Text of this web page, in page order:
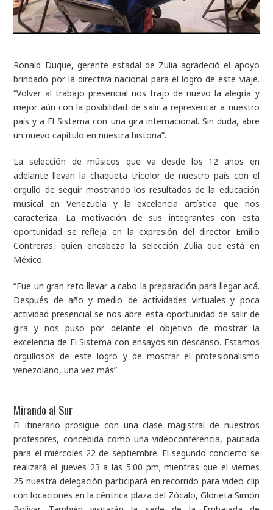
Ronald Duque, gerente estadal de Zulia agradeció el apoyo
brindado por la directiva nacional para el logro de este viaje.
“Volver al trabajo presencial nos trajo de nuevo la alegría y
mejor aún con la posibilidad de salir a representar a nuestro
país y a El Sistema con una gira internacional. Sin duda, abre
un nuevo capítulo en nuestra historia”.
La selección de músicos que va desde los 12 años en
adelante llevan la chaqueta tricolor de nuestro país con el
orgullo de seguir mostrando los resultados de la educación
musical en Venezuela y la excelencia artística que nos
caracteriza. La motivación de sus integrantes con esta
oportunidad se refleja en la expresión del director Emilio
Contreras, quien encabeza la selección Zulia que está en
México.
“Fue un gran reto llevar a cabo la preparación para llegar acá.
Después de año y medio de actividades virtuales y poca
actividad presencial se nos abre esta oportunidad de salir de
gira y nos puso por delante el objetivo de mostrar la
excelencia de El Sistema con ensayos sin descanso. Estamos
orgullosos de este logro y de mostrar el profesionalismo
venezolano, una vez más”.
Mirando al Sur
El itinerario prosigue con una clase magistral de nuestros
profesores, concebida como una videoconferencia, pautada
para el miércoles 22 de septiembre. El segundo concierto se
realizará el jueves 23 a las 5:00 pm; mientras que el viernes
25 nuestra delegación participará en recorrido para video clip
con locaciones en la céntrica plaza del Zócalo, Glorieta Simón